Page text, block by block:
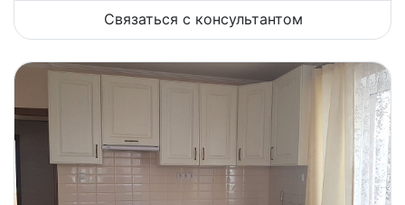
Связаться с консультантом